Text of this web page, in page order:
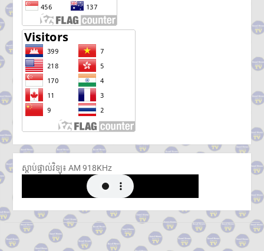
ស្តាប់ផ្ទាល់វិទ្យុ៖ ​AM 918KHz